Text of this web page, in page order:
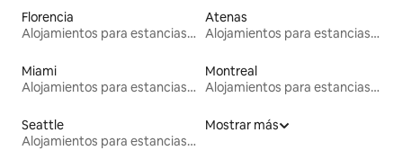
Florencia
Alojamientos para estancias largas
Atenas
Alojamientos para estancias largas
Miami
Alojamientos para estancias largas
Montreal
Alojamientos para estancias largas
Seattle
Alojamientos para estancias largas
Mostrar más